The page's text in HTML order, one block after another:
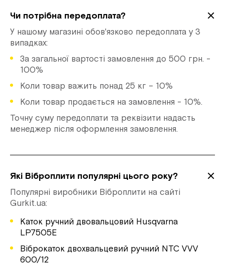
Чи потрібна передоплата?
У нашому магазині обов'язково передоплата у 3
випадках:
За загальної вартості замовлення до 500 грн. -
100%
Коли товар важить понад 25 кг – 10%
Коли товар продається на замовлення - 10%.
Точну суму передоплати та реквізити надасть
менеджер після оформлення замовлення.
Які Віброплити популярні цього року?
Популярні виробники Віброплити на сайті
Gurkit.ua:
Каток ручний двовальцовий Husqvarna
LP7505E
Віброкаток двохвальцевий ручний NTC VVV
600/12